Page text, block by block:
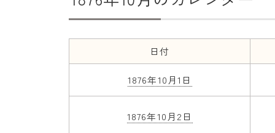
日付
1876年10月1日
1876年10月2日